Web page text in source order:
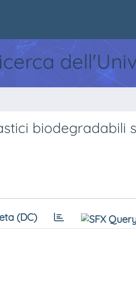
biodegradabili
(DC)